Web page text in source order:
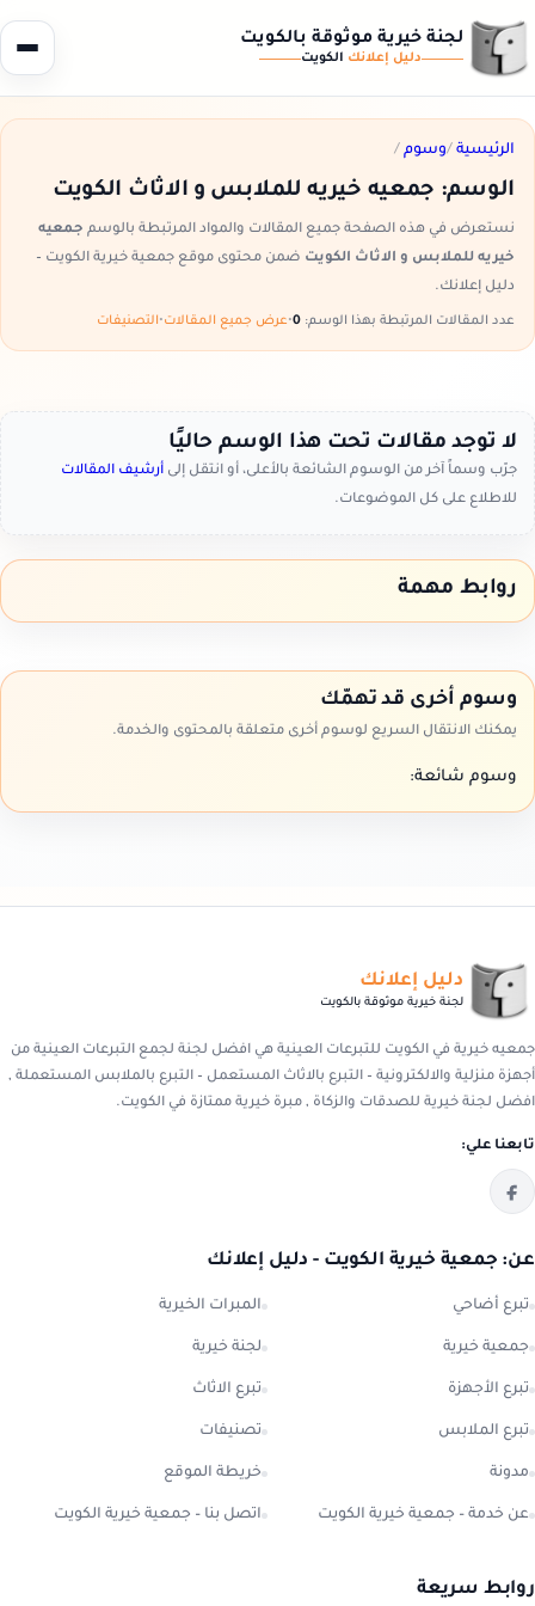
لجنة خيرية موثوقة بالكويت
دليل إعلانك الكويت
الرئيسية /وسوم /
الوسم: جمعيه خيريه للملابس و الاثاث الكويت
نستعرض في هذه الصفحة جميع المقالات والمواد المرتبطة بالوسم جمعيه
خيريه للملابس و الاثاث الكويت ضمن محتوى موقع جمعية خيرية الكويت –
دليل إعلانك.
عدد المقالات المرتبطة بهذا الوسم: •عرض جميع المقالات•التصنيفات
لا توجد مقالات تحت هذا الوسم حاليًا
جرّب وسماً آخر من الوسوم الشائعة بالأعلى، أو انتقل إلى أرشيف المقالات
للاطلاع على كل الموضوعات.
روابط مهمة
وسوم أخرى قد تهمّك
يمكنك الانتقال السريع لوسوم أخرى متعلقة بالمحتوى والخدمة.
وسوم شائعة:
دليل إعلانك
لجنة خيرية موثوقة بالكويت
جمعيه خيرية في الكويت للتبرعات العينية هي افضل لجنة لجمع التبرعات العينية من
أجهزة منزلية والالكترونية – التبرع بالاثاث المستعمل – التبرع بالملابس المستعملة ,
افضل لجنة خيرية للصدقات والزكاة , مبرة خيرية ممتازة في الكويت.
تابعنا علي:
عن: جمعية خيرية الكويت - دليل إعلانك
تبرع أضاحي المبرات الخيرية
جمعية خيرية لجنة خيرية
تبرع الأجهزة تبرع الاثاث
تبرع الملابس تصنيفات
مدونة خريطة الموقع
عن خدمة – جمعية خيرية الكويت اتصل بنا – جمعية خيرية الكويت
روابط سريعة